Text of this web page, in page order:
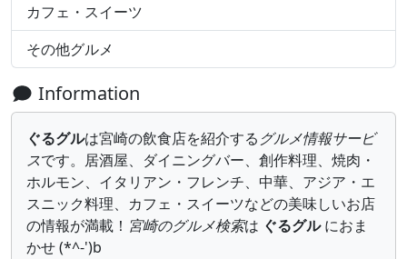
カフェ・スイーツ
その他グルメ
Information
ぐるグルは宮崎の飲食店を紹介する グルメ情報サービ
スです。居酒屋、ダイニングバー、創作料理、焼肉・
ホルモン、イタリアン・フレンチ、中華、アジア・エ
スニック料理、カフェ・スイーツなどの美味しいお店
の情報が満載！ 宮崎のグルメ検索は ぐるグルにおま
かせ (*^-')b